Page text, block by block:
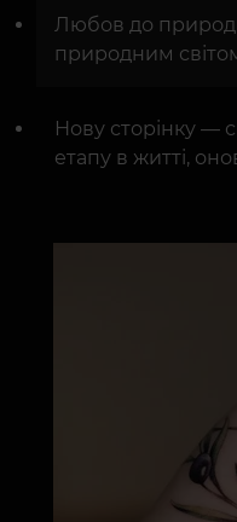
Любов до
природним
Нову сторінку —
етапу в житті,